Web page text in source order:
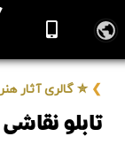
❯ ✮ گالری آثار
تابلو